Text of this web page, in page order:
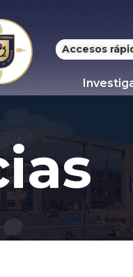
Accesos